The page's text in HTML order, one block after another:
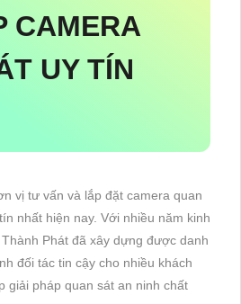
CAMERA
UY TÍN
vị tư vấn và lắp đặt camera quan
nhất hiện nay. Với nhiều năm kinh
Phát đã xây dựng được danh
đối tác tin cậy cho nhiều khách
giải pháp quan sát an ninh chất